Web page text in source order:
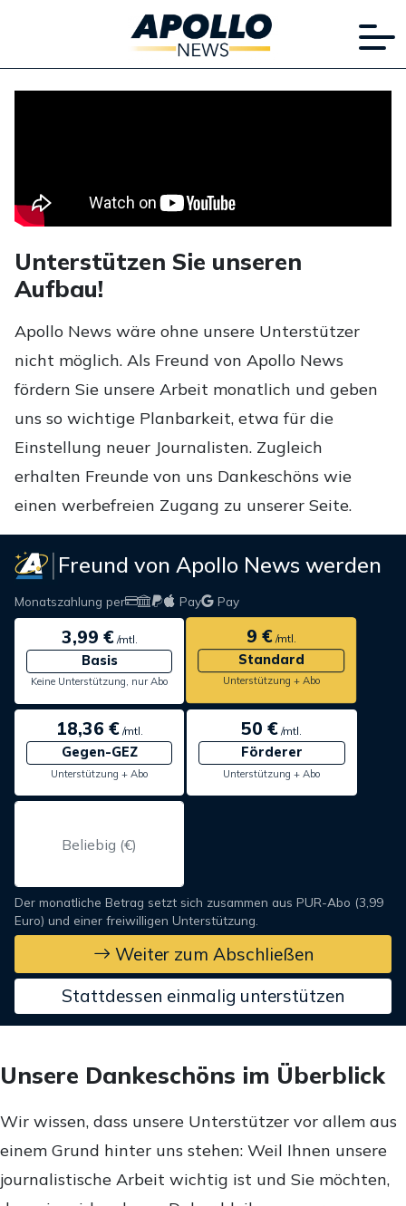
Unterstützen Sie unseren
Aufbau!
Apollo News wäre ohne unsere Unterstützer
nicht möglich. Als Freund von Apollo News
fördern Sie unsere Arbeit monatlich und geben
uns so wichtige Planbarkeit, etwa für die
Einstellung neuer Journalisten. Zugleich
erhalten Freunde von uns Dankeschöns wie
einen werbefreien Zugang zu unserer Seite.
Freund von Apollo News werden
Monatszahlung per Pay Pay
3,99 €/mtl.
Basis
Keine Unterstützung, nur Abo
9 €/mtl.
Standard
Unterstützung + Abo
18,36 €/mtl.
Gegen-GEZ
Unterstützung + Abo
50 € /mtl.
Förderer
Unterstützung + Abo
Der monatliche Betrag setzt sich zusammen aus PUR-Abo (3,99
Euro) und einer freiwilligen Unterstützung.
Weiter zum Abschließen
Stattdessen einmalig unterstützen
Unsere Dankeschöns im Überblick
Wir wissen, dass unsere Unterstützer vor allem aus
einem Grund hinter uns stehen: Weil Ihnen unsere
journalistische Arbeit wichtig ist und Sie möchten,